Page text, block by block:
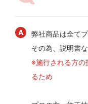
弊社商品は全て
その為、説明書
※施行される方の
るため